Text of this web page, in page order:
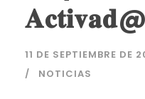
11 DE SEPTIEMBRE DE
NOTICIAS